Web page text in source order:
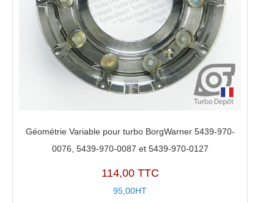
Géométrie Variable pour turbo BorgWarner 5439-970-
0076, 5439-970-0087 et 5439-970-0127
114,00 TTC
95,00HT